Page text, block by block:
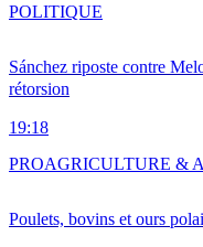
Sánchez riposte contre
rétorsion
19:18
POLITIQUE
Poulets, bovins et ours
PROAGRICULTURE &